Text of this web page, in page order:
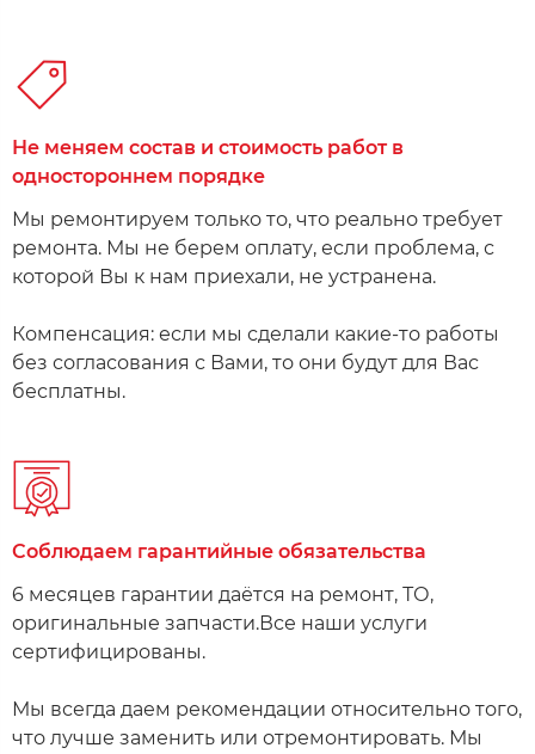
Не меняем состав и стоимость работ в
одностороннем порядке​
​Мы ремонтируем только то, что реально требует
ремонта. Мы не берем оплату, если проблема, с
которой Вы к нам приехали, не устранена.
Компенсация: если мы сделали какие-то работы
без согласования с Вами, то они будут для Вас
бесплатны​.​
Соблюдаем гарантийные обязательства​​
6 месяцев гарантии даётся на ремонт, ТО,
оригинальные запчасти.Все наши услуги
сертифицированы.
Мы всегда даем рекомендации относительно того,
что лучше заменить или отремонтировать. Мы